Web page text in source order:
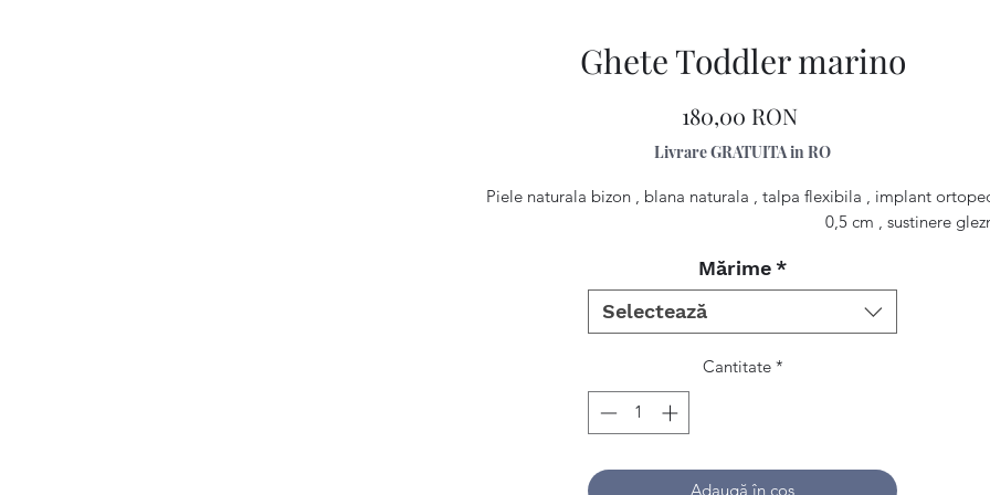
Ghete Toddler marino
180,00 RONPreț
Livrare GRATUITA in RO
Piele naturala bizon , blana naturala , talpa flexibila , implant
0,5 cm , sustinere
Mărime *
Selectează
Cantitate *
Adaugă în coș